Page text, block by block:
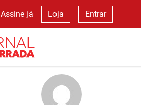
Assine já Loja Entrar